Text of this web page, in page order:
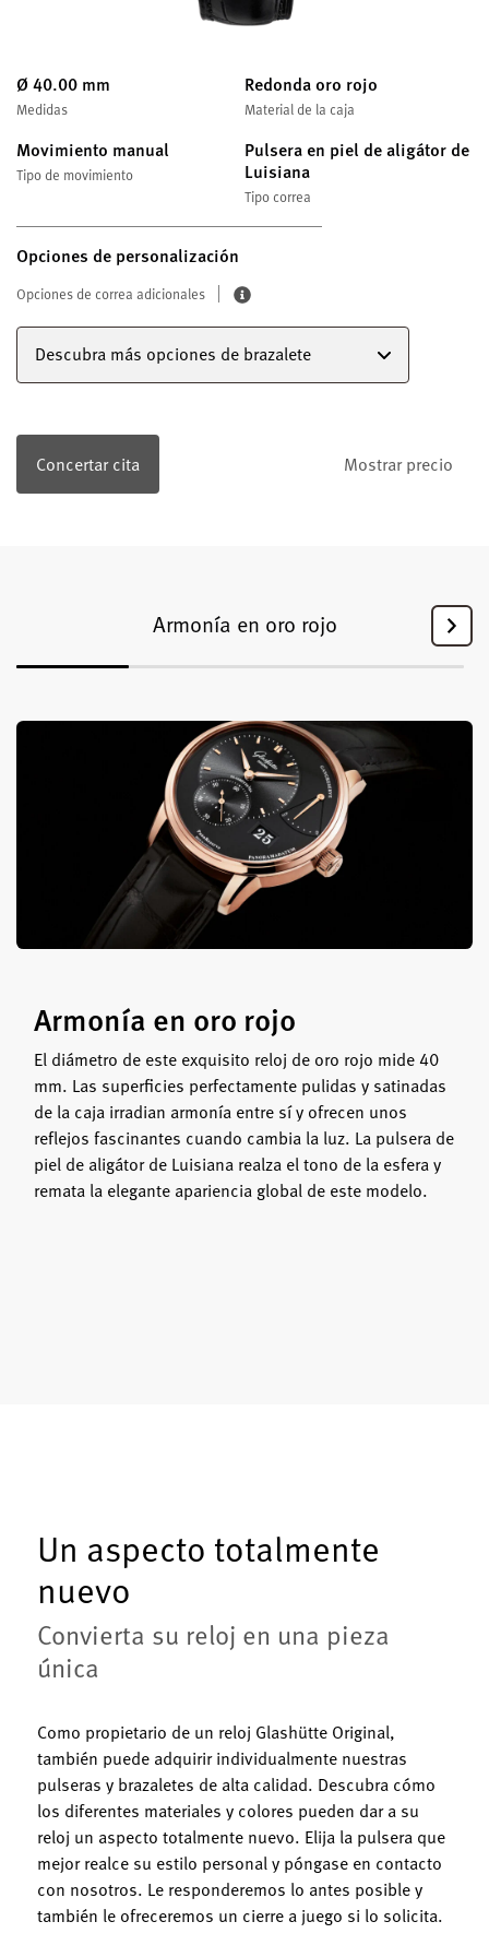
Ø 40.00 mm
Medidas
Redonda oro rojo
Material de la caja
Movimiento manual
Tipo de movimiento
Pulsera en piel de aligátor de
Luisiana
Tipo correa
Opciones de personalización
Opciones de correa adicionales
Descubra más opciones de brazalete
Concertar cita Mostrar precio
Armonía en oro rojo
Armonía en oro rojo
El diámetro de este exquisito reloj de oro rojo mide 40
mm. Las superficies perfectamente pulidas y satinadas
de la caja irradian armonía entre sí y ofrecen unos
reflejos fascinantes cuando cambia la luz. La pulsera de
piel de aligátor de Luisiana realza el tono de la esfera y
remata la elegante apariencia global de este modelo.
Un aspecto totalmente
nuevo
Convierta su reloj en una pieza
única
Como propietario de un reloj Glashütte Original,
también puede adquirir individualmente nuestras
pulseras y brazaletes de alta calidad. Descubra cómo
los diferentes materiales y colores pueden dar a su
reloj un aspecto totalmente nuevo. Elija la pulsera que
mejor realce su estilo personal y póngase en contacto
con nosotros. Le responderemos lo antes posible y
también le ofreceremos un cierre a juego si lo solicita.